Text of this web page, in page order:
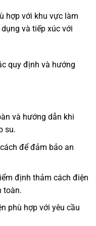
hợp với khu vực làm
và tiếp xúc với
quy định và hướng
và hướng dẫn khi
su.
để đảm bảo an
định thảm cách điện
toàn.
phù hợp với yêu cầu